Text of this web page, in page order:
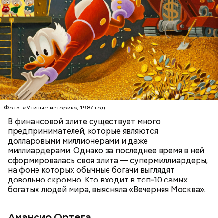
Фото: «Утиные истории», 1987 год
В финансовой элите существует много
предпринимателей, которые являются
долларовыми миллионерами и даже
миллиардерами. Однако за последнее время в ней
сформировалась своя элита — супермиллиардеры,
на фоне которых обычные богачи выглядят
довольно скромно. Кто входит в топ-10 самых
богатых людей мира, выясняла «Вечерняя Москва».
Фото: Shutterstock
стильную одежду по доступным ценам.
БОГАТСТВО
БИЗНЕС
ПРЕДПРИНИМАТЕЛИ
МИЛЛИАРДЕРЫ
ДЕНЬГИ
Люсиль Рандон (118 лет)
Фото: public domain